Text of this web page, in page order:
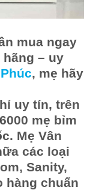
mua ngay
– uy
, mẹ hãy
uy tín, trên
mẹ bỉm
Mẹ Vân
các loại
Sanity,
hàng chuẩn